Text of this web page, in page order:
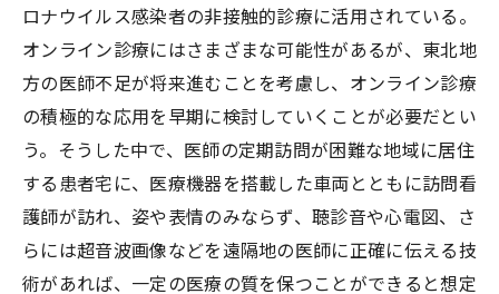
ロナウイルス感染者の非接触的診療に活用されている。
オンライン診療にはさまざまな可能性があるが、東北地
方の医師不足が将来進むことを考慮し、オンライン診療
の積極的な応用を早期に検討していくことが必要だとい
う。そうした中で、医師の定期訪問が困難な地域に居住
する患者宅に、医療機器を搭載した車両とともに訪問看
護師が訪れ、姿や表情のみならず、聴診音や心電図、さ
らには超音波画像などを遠隔地の医師に正確に伝える技
術があれば、一定の医療の質を保つことができると想定